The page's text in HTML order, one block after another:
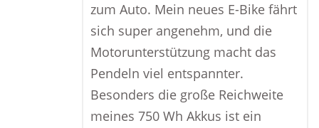
zum Auto. Mein neues E-Bike fährt
sich super angenehm, und die
Motorunterstützung macht das
Pendeln viel entspannter.
Besonders die große Reichweite
meines 750 Wh Akkus ist ein